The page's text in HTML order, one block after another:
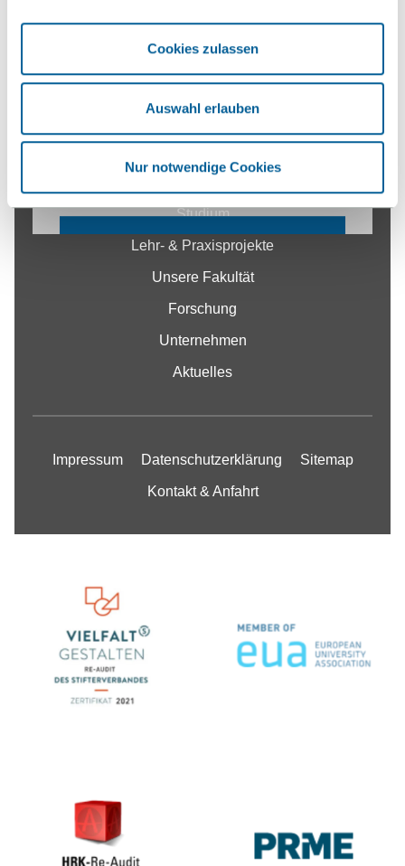
Cookies zulassen
Auswahl erlauben
Nur notwendige Cookies
Liebe Besucher:innen, um relevante Inhalte
abspielen zu können, bitten wir Sie Cookies
zu akzeptieren. Alles zum Thema Cookies
und personenbezogene Datenverarbeitung
entnehmen Sie unserer
Datenschutzerklärung
COOKIE EINSTELLUNGEN
Fakultät
Studium
Lehr- & Praxisprojekte
Unsere Fakultät
Forschung
Unternehmen
Aktuelles
Impressum Datenschutzerklärung Sitemap
Kontakt & Anfahrt